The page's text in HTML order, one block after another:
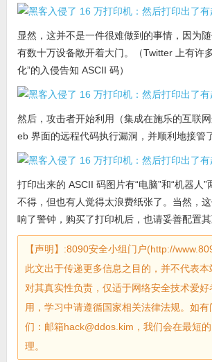
显然，这并不是一件很难做到的事情，因为
有数十万设备敞开着大门。（Twitter 上有许
化”的入侵告知 ASCII 码）
然后，攻击者开始利用（集成在施乐的互联
eb 界面的远程代码执行漏洞，并顺利地接管
打印出来的 ASCII 码图片有“电脑”和“机器人
不得，但也有人觉得太浪费纸张了。当然，
响了警钟，购买了打印机后，也请妥善配置其
【声明】:8090安全小组门户(http://
此文出于传递更多信息之目的，并不代表
对其真实性负责，仅适于网络安全技术爱好
用，学习中请遵循国家相关法律法规。如
们：邮箱hack@ddos.kim，我们会在最短
理。